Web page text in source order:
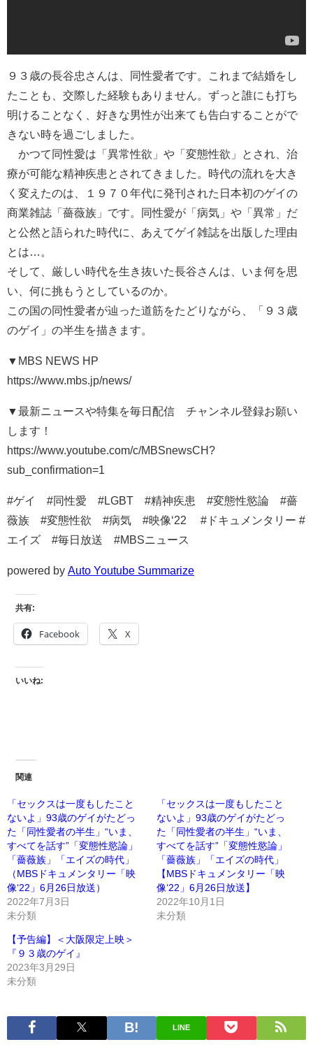
９３歳の長谷忠さんは、同性愛者です。これまで結婚をし
たことも、交際した経験もありません。ずっと誰にも打ち
明けることなく、好きな男性が出来ても告白することがで
きない時を過ごしました。
かつて同性愛は「異常性欲」や「変態性欲」とされ、治
療が可能な精神疾患とされてきました。時代の流れを大き
く変えたのは、１９７０年代に発刊された日本初のゲイの
商業雑誌「薔薇族」です。同性愛が「病気」や「異常」だ
と公然と語られた時代に、あえてゲイ雑誌を出版した理由
とは…。
そして、厳しい時代を生き抜いた長谷さんは、いま何を思
い、何に挑もうとしているのか。
この国の同性愛者が辿った道筋をたどりながら、「９３歳
のゲイ」の半生を描きます。
▼MBS NEWS HP
https://www.mbs.jp/news/
▼最新ニュースや特集を毎日配信 チャンネル登録お願い
します！
https://www.youtube.com/c/MBSnewsCH?
sub_confirmation=1
#ゲイ #同性愛 #LGBT #精神疾患 #変態性慾論 #薔
薇族 #変態性欲 #病気 #映像‘22 #ドキュメンタリー #
エイズ #毎日放送 #MBSニュース
powered by Auto Youtube Summarize
共有:
Facebook X
いいね:
関連
「セックスは一度もしたこと
ないよ」93歳のゲイがたどっ
た「同性愛者の半生」“いま、
すべてを話す”「変態性慾論」
「薔薇族」「エイズの時代」
（MBSドキュメンタリー「映
像‘22」6月26日放送）
2022年7月3日
未分類
「セックスは一度もしたこと
ないよ」93歳のゲイがたどっ
た「同性愛者の半生」“いま、
すべてを話す”「変態性慾論」
「薔薇族」「エイズの時代」
【MBSドキュメンタリー「映
像‘22」6月26日放送】
2022年10月1日
未分類
【予告編】＜大阪限定上映＞
『９３歳のゲイ』
2023年3月29日
未分類
LINE